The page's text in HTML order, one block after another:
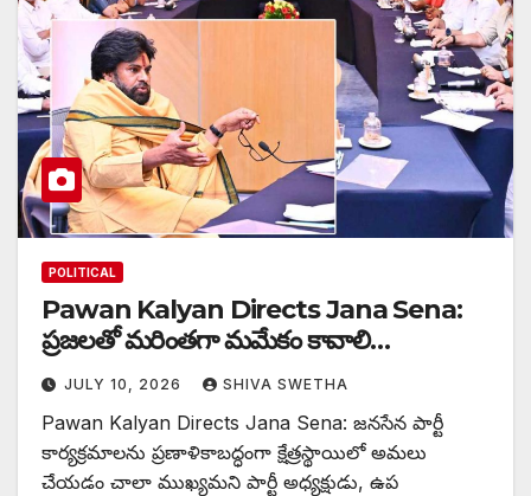
POLITICAL
Pawan Kalyan Directs Jana Sena:
ప్రజలతో మరింతగా మమేకం కావాలి…
JULY 10, 2026 SHIVA SWETHA
Pawan Kalyan Directs Jana Sena: జనసేన పార్టీ
కార్యక్రమాలను ప్రణాళికాబద్ధంగా క్షేత్రస్థాయిలో అమలు
చేయడం చాలా ముఖ్యమని పార్టీ అధ్యక్షుడు, ఉప